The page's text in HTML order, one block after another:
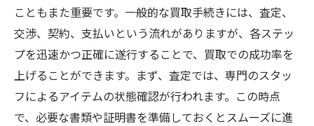
こともまた重要です。一般的な買取手続きには、査定、
交渉、契約、支払いという流れがありますが、各ステッ
プを迅速かつ正確に遂行することで、買取での成功率を
上げることができます。まず、査定では、専門のスタッ
フによるアイテムの状態確認が行われます。この時点
で、必要な書類や証明書を準備しておくとスムーズに進